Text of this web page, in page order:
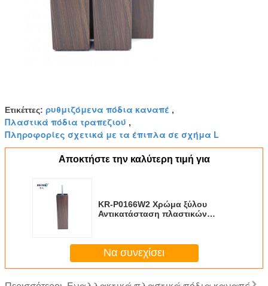
Ετικέττες: ρυθμιζόμενα πόδια καναπέ ,
Πλαστικά πόδια τραπεζιού ,
Πληροφορίες σχετικά με τα έπιπλα σε σχήμα L
Αποκτήστε την καλύτερη τιμή για
KR-P0166W2 Χρώμα ξύλου
Αντικατάσταση πλαστικών
Να συνεχίσει